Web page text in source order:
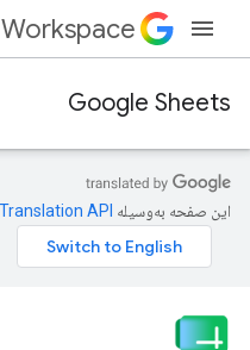
Workspace
Google Sheets
این صفحه به‌وسیله